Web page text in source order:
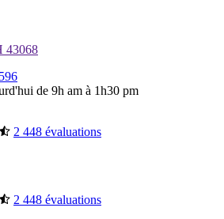
43068
de 9h am à 1h30 pm
2 448 évaluations
2 448 évaluations